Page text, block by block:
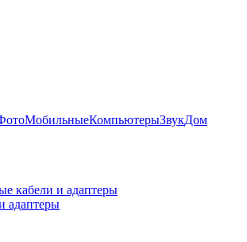
МобильныеКомпьютерыЗвукДом
кабели и адаптеры
адаптеры